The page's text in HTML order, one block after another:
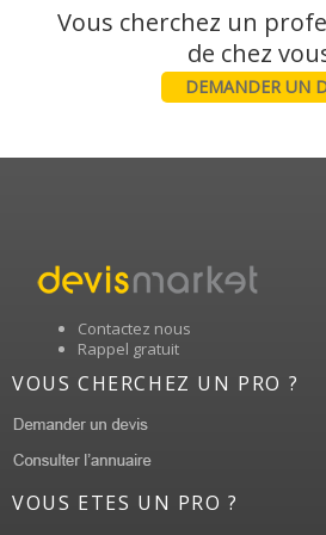
Vous cherchez un
DEMANDER UN
Contactez nous
Rappel gratuit
VOUS CHERCHEZ UN PRO ?
VOUS ETES UN PRO ?